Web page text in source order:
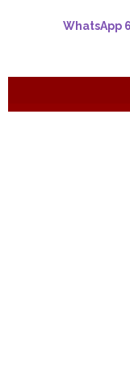
WhatsApp